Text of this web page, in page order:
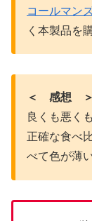
コールマン
く本製品を
＜ 感想 ＞
良くも悪く
正確な食べ
べて色が薄